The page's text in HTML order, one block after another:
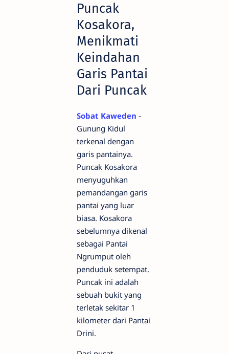
Puncak
Kosakora,
Menikmati
Keindahan
Garis Pantai
Dari Puncak
Sobat Kaweden -
Gunung Kidul
terkenal dengan
garis pantainya.
Puncak Kosakora
menyuguhkan
pemandangan garis
pantai yang luar
biasa. Kosakora
sebelumnya dikenal
sebagai Pantai
Ngrumput oleh
penduduk setempat.
Puncak ini adalah
sebuah bukit yang
terletak sekitar 1
kilometer dari Pantai
Drini.